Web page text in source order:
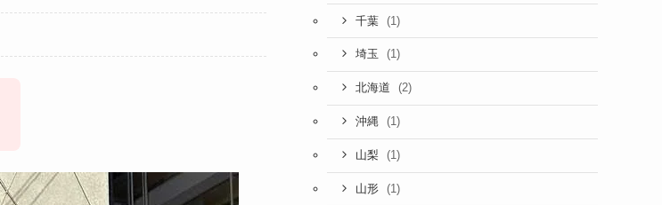
千葉 (1)
埼玉 (1)
北海道 (2)
沖縄 (1)
山梨 (1)
山形 (1)